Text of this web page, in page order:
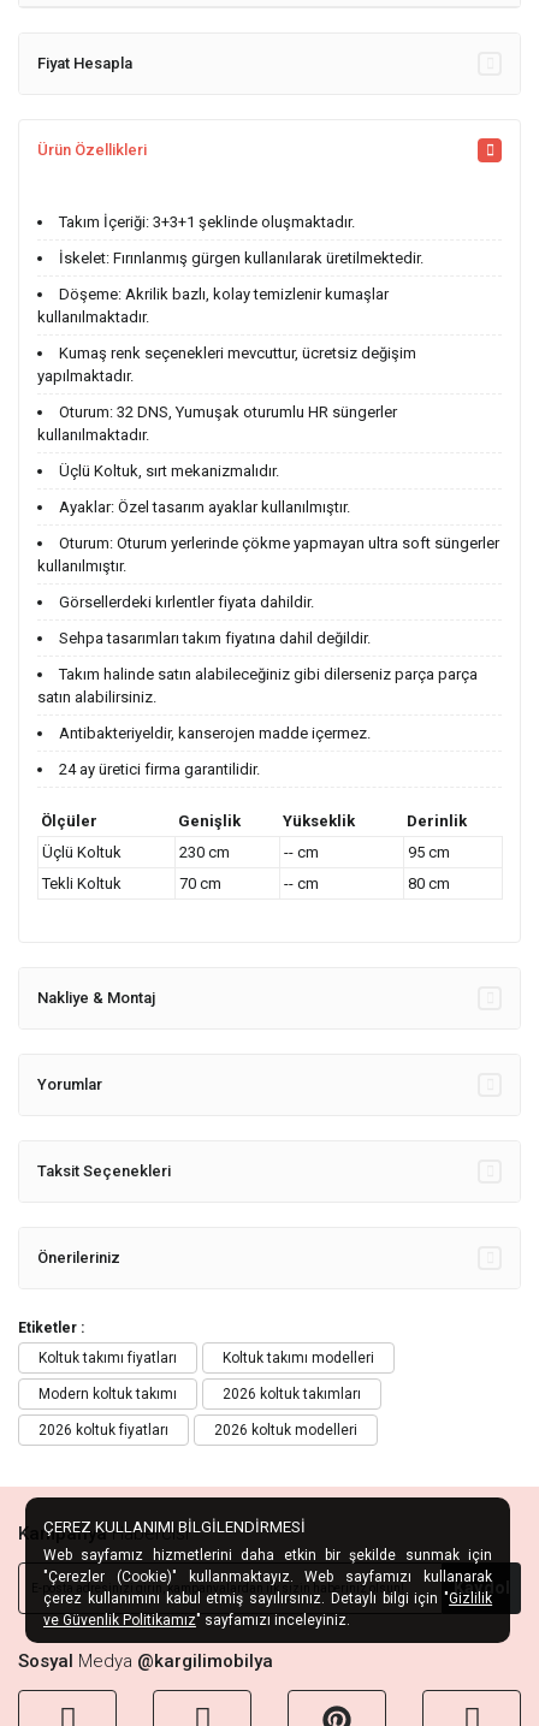
Fiyat Hesapla
Ürün Özellikleri
Takım İçeriği: 3+3+1 şeklinde oluşmaktadır.
İskelet: Fırınlanmış gürgen kullanılarak üretilmektedir.
Döşeme: Akrilik bazlı, kolay temizlenir kumaşlar
kullanılmaktadır.
Kumaş renk seçenekleri mevcuttur, ücretsiz değişim
yapılmaktadır.
Oturum: 32 DNS, Yumuşak oturumlu HR süngerler
kullanılmaktadır.
Üçlü Koltuk, sırt mekanizmalıdır.
Ayaklar: Özel tasarım ayaklar kullanılmıştır.
Oturum: Oturum yerlerinde çökme yapmayan ultra soft süngerler
kullanılmıştır.
Görsellerdeki kırlentler fiyata dahildir.
Sehpa tasarımları takım fiyatına dahil değildir.
Takım halinde satın alabileceğiniz gibi dilerseniz parça parça
satın alabilirsiniz.
Antibakteriyeldir, kanserojen madde içermez.
24 ay üretici firma garantilidir.
Ölçüler Genişlik Yükseklik
Derinlik
Üçlü Koltuk
230 cm -- cm
95 cm
Tekli Koltuk
70 cm -- cm 80 cm
Nakliye & Montaj
Yorumlar
Taksit Seçenekleri
Önerileriniz
Etiketler :
Koltuk takımı fiyatları
Koltuk takımı modelleri
Modern koltuk takımı 2026 koltuk takımları
2026 koltuk fiyatları 2026 koltuk modelleri
KampanyaHabercisi
Kaydol
Sosyal Medya @kargilimobilya
ÇEREZ KULLANIMI BİLGİLENDİRMESİ
Web sayfamız hizmetlerini daha etkin bir şekilde sunmak için
"Çerezler (Cookie)" kullanmaktayız. Web sayfamızı kullanarak
çerez kullanımını kabul etmiş sayılırsınız. Detaylı bilgi için "Gizlilik
ve Güvenlik Politikamız" sayfamızı inceleyiniz.